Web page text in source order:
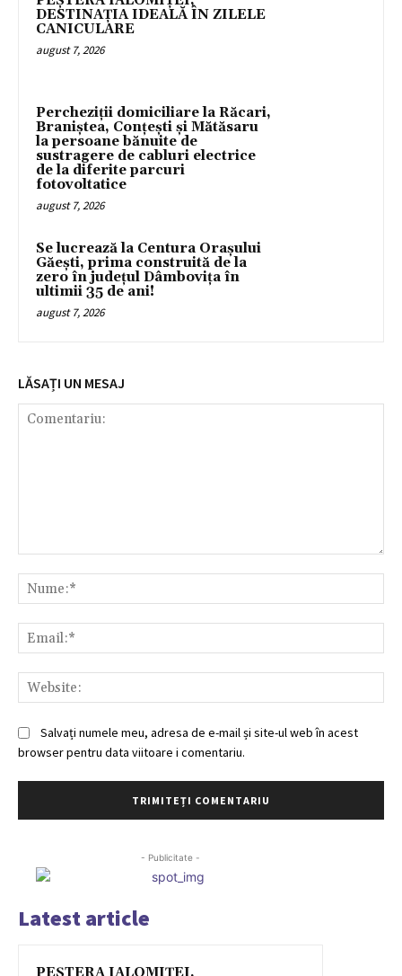
DESTINAȚIA IDEALĂ ÎN ZILELE
CANICULARE
august 7, 2026
Percheziții domiciliare la Răcari,
Braniștea, Conțești și Mătăsaru
la persoane bănuite de
sustragere de cabluri electrice
de la diferite parcuri
fotovoltatice
august 7, 2026
Se lucrează la Centura Orașului
Găești, prima construită de la
zero în județul Dâmbovița în
ultimii 35 de ani!
august 7, 2026
LĂSAȚI UN MESAJ
Salvați numele meu, adresa de e-mail și site-ul web în acest
browser pentru data viitoare i comentariu.
- Publicitate -
Latest article